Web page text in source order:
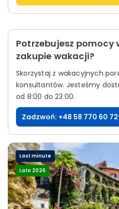
Potrzebujesz pomocy
zakupie wakacji?
Skorzystaj z wakacyjnych
konsultantów. Jesteśmy
od 8:00 do 23:00.
Zadzwoń: +48 58 770 60 72
Last minute
Lato 2026